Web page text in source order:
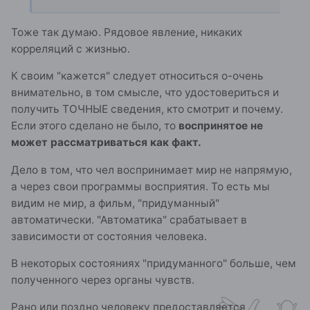
Тоже так думаю. Рядовое явление, никаких
корреляций с жизнью.
К своим "кажется" следует относиться о-очень
внимательно, в том смысле, что удостовериться и
получить ТОЧНЫЕ сведения, кто смотрит и почему.
Если этого сделано не было, то воспринятое не
может рассматриваться как факт.
Дело в том, что чел воспринимает мир не напрямую,
а через свои программы восприятия. То есть мы
видим не мир, а фильм, "придуманный"
автоматически. "Автоматика" срабатывает в
зависимости от состояния человека.
В некоторых состояниях "придуманного" больше, чем
полученного через органы чувств.
Рано или поздно человеку предоставляется